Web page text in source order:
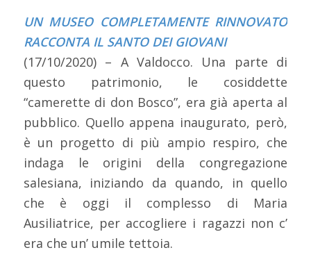
UN MUSEO COMPLETAMENTE RINNOVATO
RACCONTA IL SANTO DEI GIOVANI
(17/10/2020) – A Valdocco. Una parte di
questo patrimonio, le cosiddette
“camerette di don Bosco”, era già aperta al
pubblico. Quello appena inaugurato, però,
è un progetto di più ampio respiro, che
indaga le origini della congregazione
salesiana, iniziando da quando, in quello
che è oggi il complesso di Maria
Ausiliatrice, per accogliere i ragazzi non c’
era che un’ umile tettoia.